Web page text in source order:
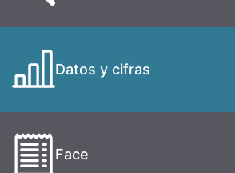
Datos y cifras
Face